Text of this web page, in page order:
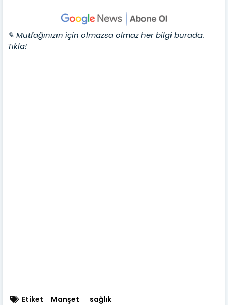
✎ Mutfağınızın için olmazsa olmaz her bilgi burada.
Tıkla!
Etiket Manşet sağlık